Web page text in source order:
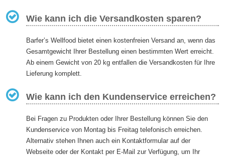
Wie kann ich die Versandkosten sparen?
Barfer’s Wellfood bietet einen kostenfreien Versand an, wenn das
Gesamtgewicht Ihrer Bestellung einen bestimmten Wert erreicht.
Ab einem Gewicht von 20 kg entfallen die Versandkosten für Ihre
Lieferung komplett.
Wie kann ich den Kundenservice erreichen?
Bei Fragen zu Produkten oder Ihrer Bestellung können Sie den
Kundenservice von Montag bis Freitag telefonisch erreichen.
Alternativ stehen Ihnen auch ein Kontaktformular auf der
Webseite oder der Kontakt per E-Mail zur Verfügung, um Ihr